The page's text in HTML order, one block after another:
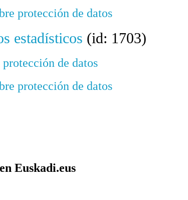
protección de datos
estadísticos (id: 1703)
de datos
protección de datos
Euskadi.eus